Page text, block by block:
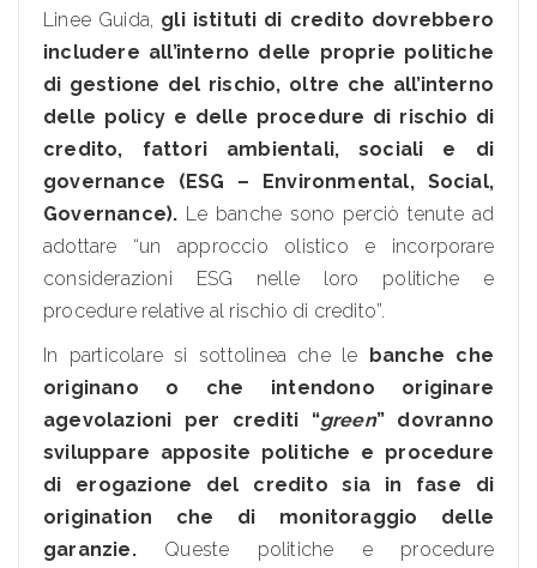
Linee Guida, gli istituti di credito dovrebbero
includere all’interno delle proprie politiche
di gestione del rischio, oltre che all’interno
delle policy e delle procedure di rischio di
credito, fattori ambientali, sociali e di
governance (ESG – Environmental, Social,
Governance). Le banche sono perciò tenute ad
adottare “un approccio olistico e incorporare
considerazioni ESG nelle loro politiche e
procedure relative al rischio di credito”.
In particolare si sottolinea che le banche che
originano o che intendono originare
agevolazioni per crediti “green” dovranno
sviluppare apposite politiche e procedure
di erogazione del credito sia in fase di
origination che di monitoraggio delle
garanzie. Queste politiche e procedure